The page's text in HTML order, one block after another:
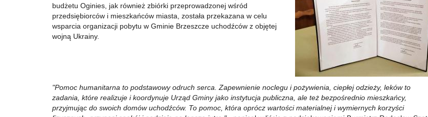
budżetu Oginies, jak również zbiórki przeprowadzonej wśród
przedsiębiorców i mieszkańców miasta, została przekazana w celu
wsparcia organizacji pobytu w Gminie Brzeszcze uchodźców z objętej
wojną Ukrainy.
"Pomoc humanitarna to podstawowy odruch serca. Zapewnienie noclegu i pożywienia, ciepłej odzieży, leków to
zadania, które realizuje i koordynuje Urząd Gminy jako instytucja publiczna, ale też bezpośrednio mieszkańcy,
przyjmując do swoich domów uchodźców. To pomoc, która oprócz wartości materialnej i wymiernych korzyści